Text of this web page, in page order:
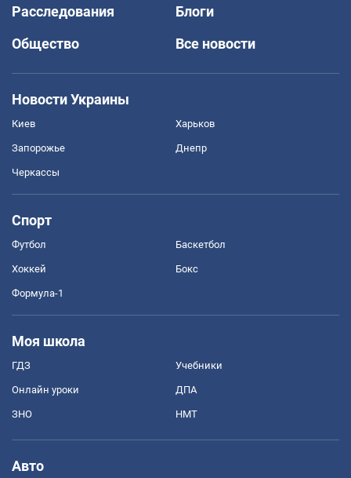
Расследования
Блоги
Общество
Все новости
Новости Украины
Киев Харьков
Запорожье Днепр
Черкассы
Спорт
Футбол Баскетбол
Хоккей Бокс
Формула-1
Моя школа
ГДЗ Учебники
Онлайн уроки ДПА
ЗНО НМТ
Авто